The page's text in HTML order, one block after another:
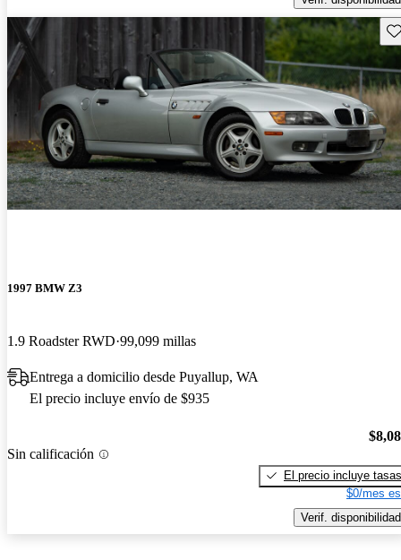
1997 BMW Z3
1.9 Roadster RWD 99,099 millas
Entrega a domicilio desde Puyallup, WA
El precio incluye envío de $935
Sin calificación
El precio incluye tasas
$0/mes
Verif. disponibilidad